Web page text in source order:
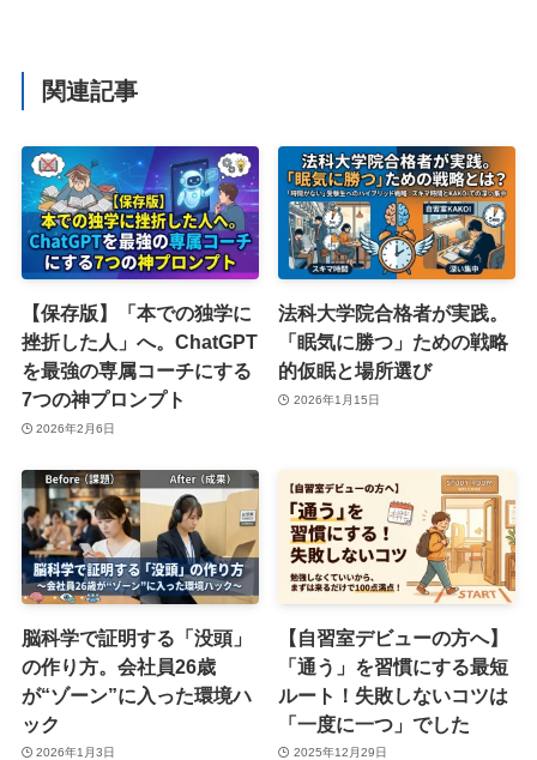
関連記事
【保存版】「本での独学に
挫折した人」へ。ChatGPT
を最強の専属コーチにする
7つの神プロンプト
2026年2月6日
法科大学院合格者が実践。
「眠気に勝つ」ための戦略
的仮眠と場所選び
2026年1月15日
脳科学で証明する「没頭」
の作り方。会社員26歳
が“ゾーン”に入った環境ハ
ック
2026年1月3日
【自習室デビューの方へ】
「通う」を習慣にする最短
ルート！失敗しないコツは
「一度に一つ」でした
2025年12月29日